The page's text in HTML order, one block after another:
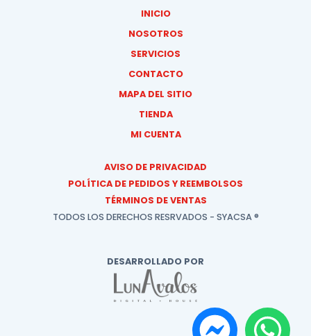
INICIO
NOSOTROS
SERVICIOS
CONTACTO
MAPA DEL SITIO
TIENDA
MI CUENTA
AVISO DE PRIVACIDAD
POLÍTICA DE PEDIDOS Y REEMBOLSOS
TÉRMINOS DE VENTAS
TODOS LOS DERECHOS RESRVADOS - SYACSA ®
DESARROLLADO POR